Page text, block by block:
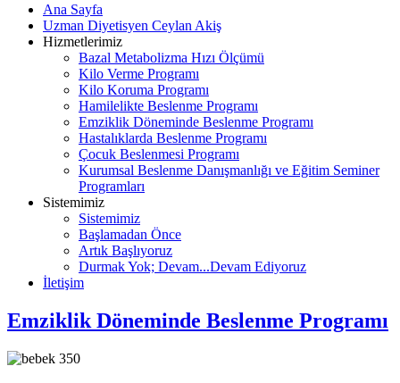
Ana Sayfa
Uzman Diyetisyen Ceylan Akiş
Hizmetlerimiz
Bazal Metabolizma Hızı Ölçümü
Kilo Verme Programı
Kilo Koruma Programı
Hamilelikte Beslenme Programı
Emziklik Döneminde Beslenme Programı
Hastalıklarda Beslenme Programı
Çocuk Beslenmesi Programı
Kurumsal Beslenme Danışmanlığı ve Eğitim Seminer
Programları
Sistemimiz
Sistemimiz
Başlamadan Önce
Artık Başlıyoruz
Durmak Yok; Devam...Devam Ediyoruz
İletişim
Emziklik Döneminde Beslenme Programı